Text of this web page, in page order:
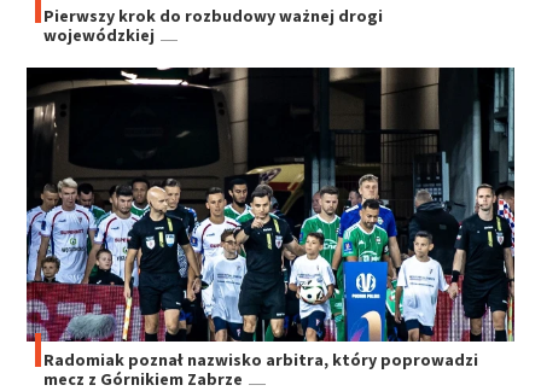
Pierwszy krok do rozbudowy ważnej drogi
wojewódzkiej
Radomiak poznał nazwisko arbitra, który poprowadzi
mecz z Górnikiem Zabrze